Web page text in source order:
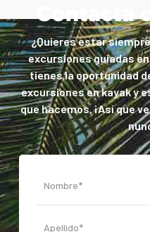
Contacta
¿Quieres estar
excursiones guiadas
tienes la oportunidad
excursiones en kayak y
que hacemos. ¡Así que